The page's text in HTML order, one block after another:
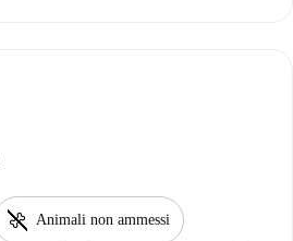
pet_supplies Animali non ammessi